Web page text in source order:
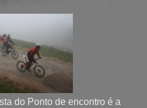
do Ponto de encontro é a